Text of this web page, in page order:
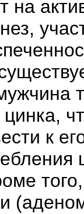
на
цинка,
к